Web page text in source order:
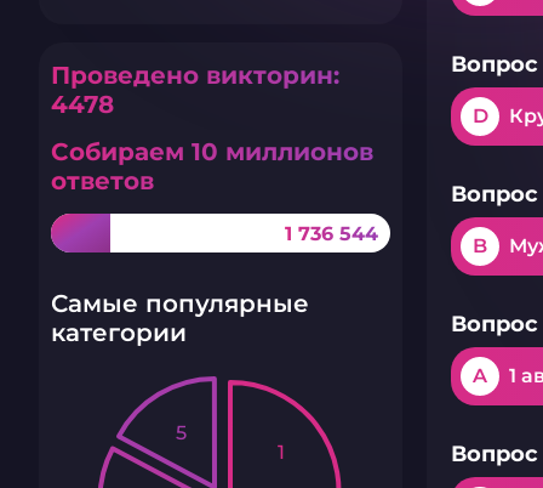
Проведено викторин:
4478
Собираем 10 миллионов
ответов
1 736 544
Самые популярные
категории
1
5
Вопрос
D
Вопрос
B
Вопрос
A 1
Вопрос